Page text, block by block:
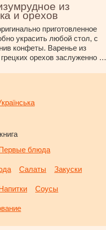
из
и орехов
приготовленное
украсить любой стол, с
конфеты. Варенье из
орехов заслуженно …
блюда
Салаты Закуски
Соусы